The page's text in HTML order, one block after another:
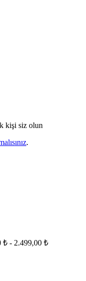
kişi siz olun
.
₺ - 2.499,00 ₺